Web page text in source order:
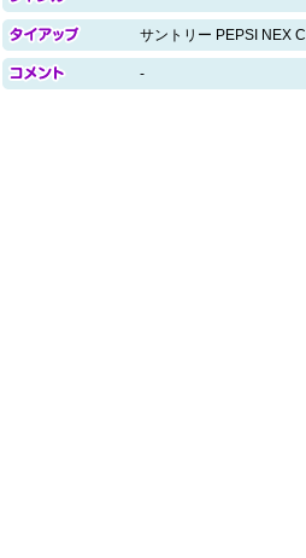
サントリー PEPSI NEX
-